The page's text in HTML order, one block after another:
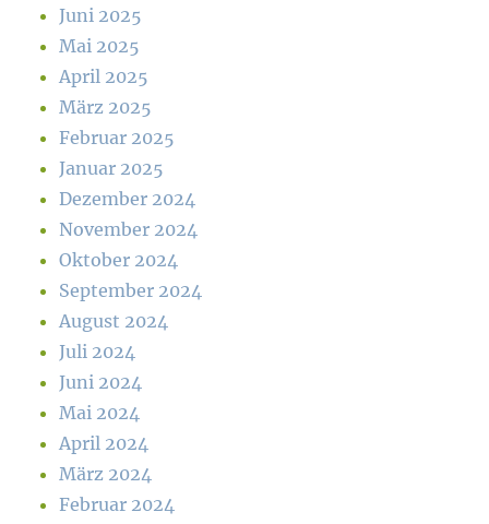
Juni 2025
Mai 2025
April 2025
März 2025
Februar 2025
Januar 2025
Dezember 2024
November 2024
Oktober 2024
September 2024
August 2024
Juli 2024
Juni 2024
Mai 2024
April 2024
März 2024
Februar 2024